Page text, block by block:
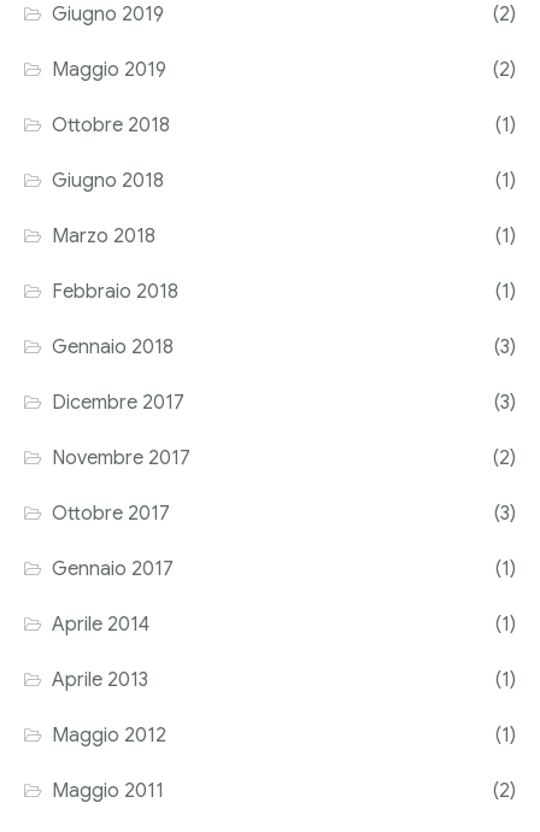
Giugno 2019 (2)
Maggio 2019 (2)
Ottobre 2018 (1)
Giugno 2018 (1)
Marzo 2018 (1)
Febbraio 2018 (1)
Gennaio 2018 (3)
Dicembre 2017 (3)
Novembre 2017 (2)
Ottobre 2017 (3)
Gennaio 2017 (1)
Aprile 2014 (1)
Aprile 2013 (1)
Maggio 2012 (1)
Maggio 2011 (2)